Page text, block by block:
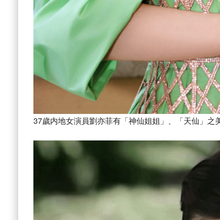
37歲内地女演員劉亦菲有「神仙姐姐」、「天仙」之